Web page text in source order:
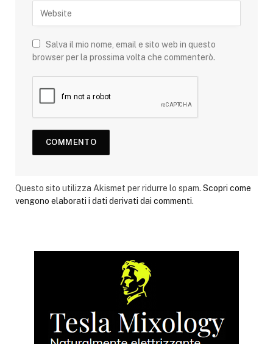
Salva il mio nome, email e sito web in questo
browser per la prossima volta che commenterò.
Questo sito utilizza Akismet per ridurre lo spam. Scopri come
vengono elaborati i dati derivati dai commenti.